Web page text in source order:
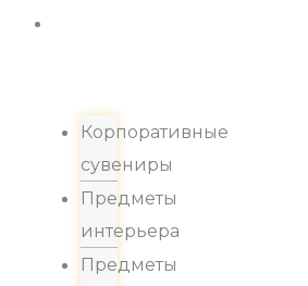
Корпоративные
сувениры
Предметы
интерьера
Предметы